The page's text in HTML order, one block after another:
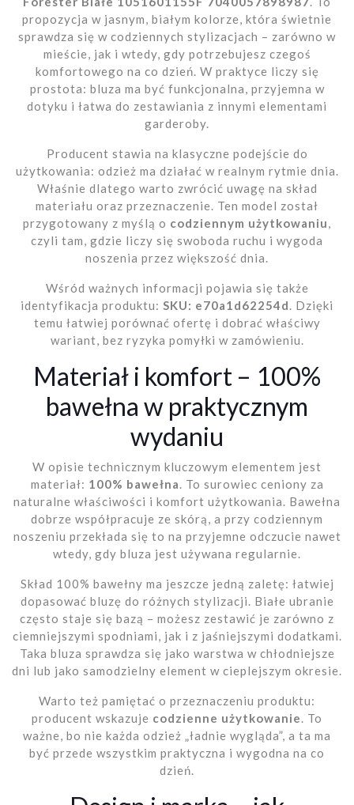
propozycja w jasnym, białym kolorze, która świetnie
sprawdza się w codziennych stylizacjach – zarówno w
mieście, jak i wtedy, gdy potrzebujesz czegoś
komfortowego na co dzień. W praktyce liczy się
prostota: bluza ma być funkcjonalna, przyjemna w
dotyku i łatwa do zestawiania z innymi elementami
garderoby.
Producent stawia na klasyczne podejście do
użytkowania: odzież ma działać w realnym rytmie dnia.
Właśnie dlatego warto zwrócić uwagę na skład
materiału oraz przeznaczenie. Ten model został
przygotowany z myślą o codziennym użytkowaniu,
czyli tam, gdzie liczy się swoboda ruchu i wygoda
noszenia przez większość dnia.
Wśród ważnych informacji pojawia się także
identyfikacja produktu: SKU: e70a1d62254d. Dzięki
temu łatwiej porównać ofertę i dobrać właściwy
wariant, bez ryzyka pomyłki w zamówieniu.
Materiał i komfort – 100%
bawełna w praktycznym
wydaniu
W opisie technicznym kluczowym elementem jest
materiał: 100% bawełna. To surowiec ceniony za
naturalne właściwości i komfort użytkowania. Bawełna
dobrze współpracuje ze skórą, a przy codziennym
noszeniu przekłada się to na przyjemne odczucie nawet
wtedy, gdy bluza jest używana regularnie.
Skład 100% bawełny ma jeszcze jedną zaletę: łatwiej
dopasować bluzę do różnych stylizacji. Białe ubranie
często staje się bazą – możesz zestawić je zarówno z
ciemniejszymi spodniami, jak i z jaśniejszymi dodatkami.
Taka bluza sprawdza się jako warstwa w chłodniejsze
dni lub jako samodzielny element w cieplejszym okresie.
Warto też pamiętać o przeznaczeniu produktu:
producent wskazuje codzienne użytkowanie. To
ważne, bo nie każda odzież „ładnie wygląda”, a ta ma
być przede wszystkim praktyczna i wygodna na co
dzień.